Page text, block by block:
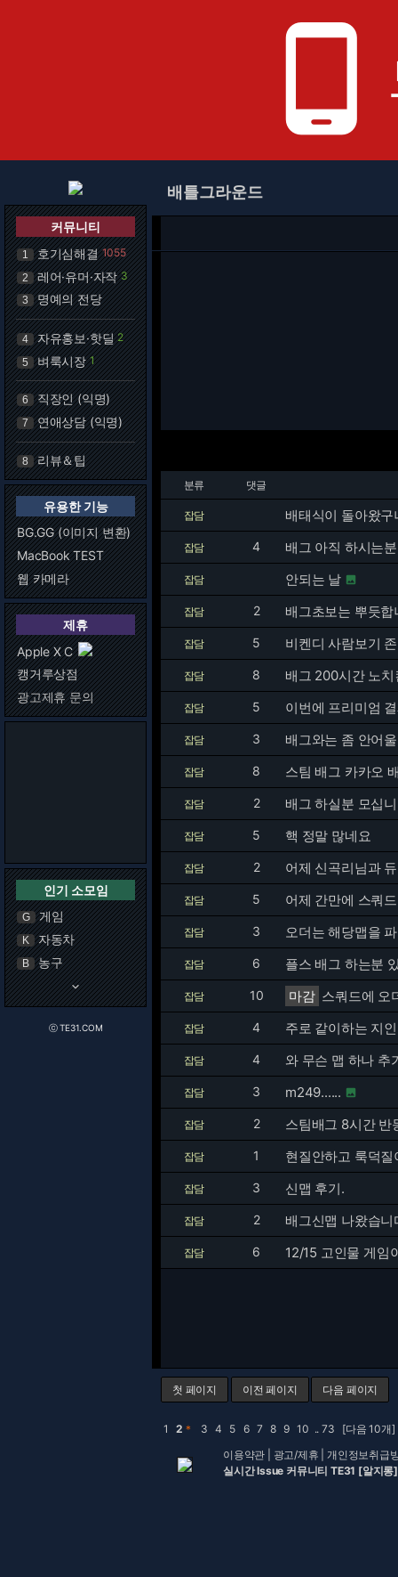
phone_android
커뮤니티
1 호기심해결 1055
2 레어·유머·자작 3
3 명예의 전당
4 자유홍보·핫딜 2
5 벼룩시장 1
6 직장인 (익명)
7 연애상담 (익명)
8 리뷰＆팁
유용한 기능
BG.GG (이미지 변환)
MacBook TEST
웹 카메라
제휴
Apple X C
캥거루상점
광고제휴 문의
인기 소모임
G 게임
K 자동차
B 농구
keyboard_arrow_down
ⓒ TE31.COM
배틀그라운드
분류 댓글
잡담 배태식이 돌아왔구
잡담 4 배그 아직 하시는
잡담 안되는 날 
잡담 2 배그초보는 뿌듯합
잡담 5 비켄디 사람보기
잡담 8 배그 200시간 노치
잡담 5 이번에 프리미엄
잡담 3 배그와는 좀 안어
잡담 8 스팀 배그 카카오
잡담 2 배그 하실분 모십
잡담 5 핵 정말 많네요
잡담 2 어제 신곡리님과
잡담 5 어제 간만에 스쿼
잡담 3 오더는 해당맵을
잡담 6 플스 배그 하는분
잡담 10 마감 스쿼드에 오
잡담 4 주로 같이하는 지
잡담 4 와 무슨 맵 하나 추
잡담 3 m249...... 
잡담 2 스팀배그 8시간 반
잡담 1 현질안하고 룩덕
잡담 3 신맵 후기.
잡담 2 배그신맵 나왔습니
잡담 6 12/15 고인물 게임
첫 페이지 이전 페이지 다음 페이지
1 2 ＊ 3 4 5 6 7 8 9 10 .. 73
[다음 10개]
이용약관
광고/제휴 |개인정보취급
실시간 Issue 커뮤니티 TE31 [알지